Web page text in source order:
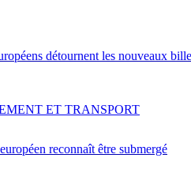
détournent les nouveaux
reconnaît être submergé
ET TRANSPORT